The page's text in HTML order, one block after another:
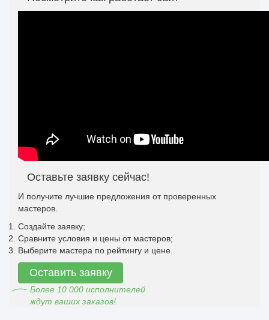
Оставьте заявку сейчас!
И получите лучшие предложения от проверенных
мастеров.
Создайте заявку;
Сравните условия и цены от мастеров;
Выберите мастера по рейтингу и цене.
Оставить заявку
Более 10 000 исполнителей
ждут ваших заказов!